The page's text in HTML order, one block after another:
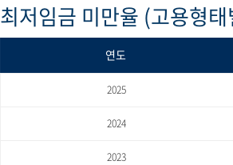
최저임금 미만율 (고용형
연도
2025
2024
2023